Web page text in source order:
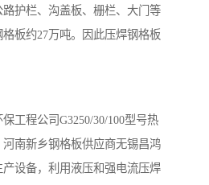
护栏、沟盖板、栅栏、大门等
板约27万吨。因此压焊钢格板
工程公司G3250/30/100型号热
河南新乡钢格板供应商无锡昌鸿
设备，利用液压和强电流压焊